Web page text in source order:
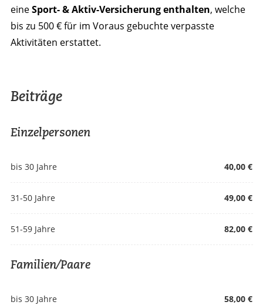
eineSport- & Aktiv-Versicherung enthalten, welche
bis zu 500 € für im Voraus gebuchte verpasste
Aktivitäten erstattet.
Beiträge
Einzelpersonen
bis 30 Jahre 40,00 €
31-50 Jahre 49,00 €
51-59 Jahre 82,00 €
Familien/Paare
bis 30 Jahre 58,00 €